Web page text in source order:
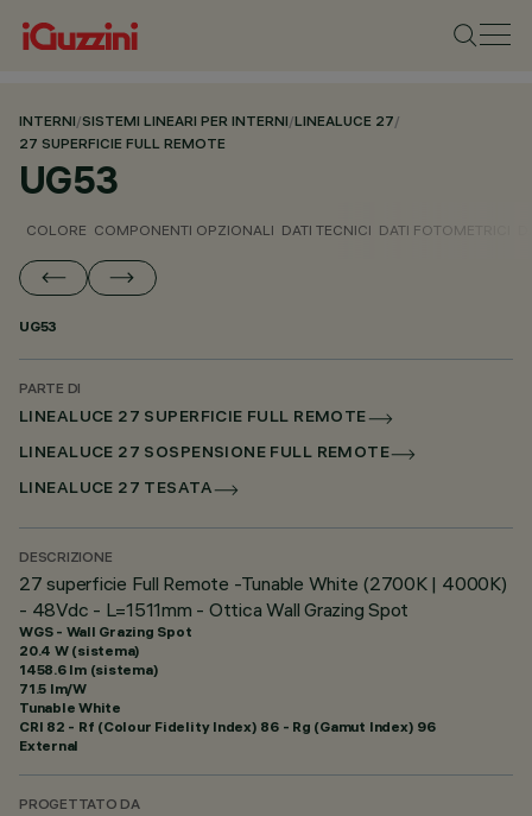
INTERNI/SISTEMI LINEARI PER INTERNI/LINEALUCE 27/
27 SUPERFICIE FULL REMOTE
UG53
COLORE COMPONENTI OPZIONALI DATI TECNICI DATI FOTOMETRICI
UG53
PARTE DI
LINEALUCE 27 SUPERFICIE FULL REMOTE
LINEALUCE 27 SOSPENSIONE FULL REMOTE
LINEALUCE 27 TESATA
DESCRIZIONE
27 superficie Full Remote -Tunable White (2700K | 4000K)
- 48Vdc - L=1511mm - Ottica Wall Grazing Spot
WGS - Wall Grazing Spot
20.4 W (sistema)
1458.6 lm (sistema)
71.5 lm/W
Tunable White
CRI 82 - Rf (Colour Fidelity Index) 86 - Rg (Gamut Index) 96
External
PROGETTATO DA